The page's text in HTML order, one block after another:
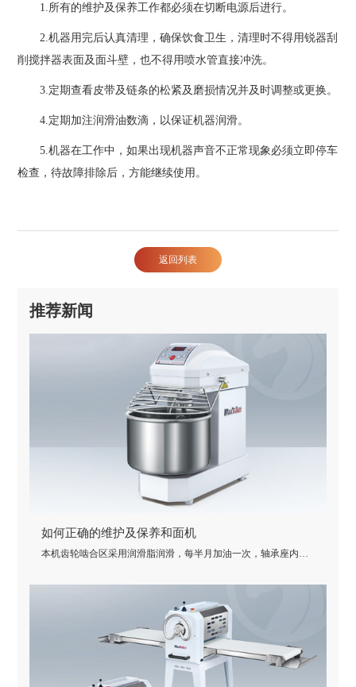
1.所有的维护及保养工作都必须在切断电源后进行。
2.机器用完后认真清理，确保饮食卫生，清理时不得用锐器刮
削搅拌器表面及面斗壁，也不得用喷水管直接冲洗。
3.定期查看皮带及链条的松紧及磨损情况并及时调整或更换。
4.定期加注润滑油数滴，以保证机器润滑。
5.机器在工作中，如果出现机器声音不正常现象必须立即停车
检查，待故障排除后，方能继续使用。
返回列表
推荐新闻
如何正确的维护及保养和面机
本机齿轮啮合区采用润滑脂润滑，每半月加油一次，轴承座内有